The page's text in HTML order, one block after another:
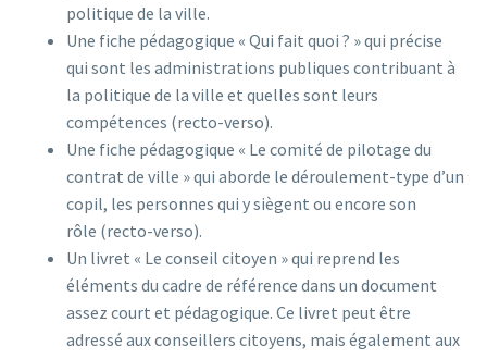
politique de la ville.
Une fiche pédagogique « Qui fait quoi ? » qui précise
qui sont les administrations publiques contribuant à
la politique de la ville et quelles sont leurs
compétences (recto-verso).
Une fiche pédagogique « Le comité de pilotage du
contrat de ville » qui aborde le déroulement-type d’un
copil, les personnes qui y siègent ou encore son
rôle (recto-verso).
Un livret « Le conseil citoyen » qui reprend les
éléments du cadre de référence dans un document
assez court et pédagogique. Ce livret peut être
adressé aux conseillers citoyens, mais également aux